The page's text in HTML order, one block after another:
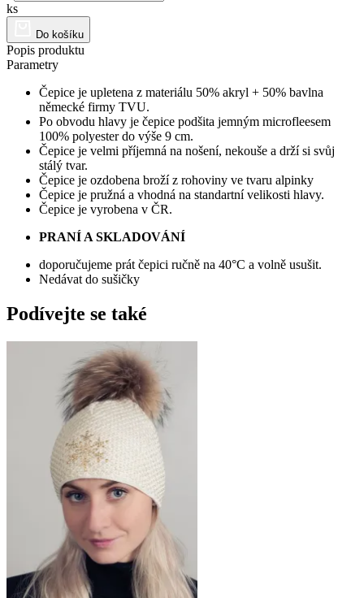
ks
Do košíku
Popis produktu
Parametry
Čepice je upletena z materiálu 50% akryl + 50% bavlna
německé firmy TVU.
Po obvodu hlavy je čepice podšita jemným microfleesem
100% polyester do výše 9 cm.
Čepice je velmi příjemná na nošení, nekouše a drží si svůj
stálý tvar.
Čepice je ozdobena broží z rohoviny ve tvaru alpinky
Čepice je pružná a vhodná na standartní velikosti hlavy.
Čepice je vyrobena v ČR.
PRANÍ A SKLADOVÁNÍ
doporučujeme prát čepici ručně na 40°C a volně usušit.
Nedávat do sušičky
Podívejte se také